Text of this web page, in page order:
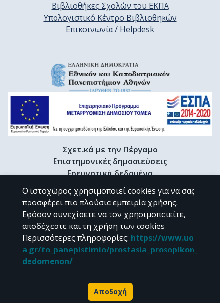
Βιβλιοθήκες Σχολών του ΕΚΠΑ
Υπολογιστικό Κέντρο Βιβλιοθηκών
Επικοινωνία / Helpdesk
Σχετικά με την Πέργαμο
Επιστημονικές δημοσιεύσεις
Ερευνητικά δεδομένα
Διδακτορικές διατριβές & Γκρίζα βιβλιογραφία
Προφίλ Ερευνητή
CC BY-NC 4.0
Εκτός αν αναφέρεται διαφορετικά, το υλικό της "Περγάμου" διατίθεται
Powered by
Ο ιστοχώρος χρησιμοποιεί cookies για να σας
προσφέρει πιο πλούσια εμπειρία χρήσης.
Εφόσον συνεχίσετε να τον χρησιμοποιείτε,
αποδέχεστε και τη χρήση των cookies.
Περισσότερες πληροφορίες: https://www.uo
a.gr/to_panepistimio/prostasia_prosopikon_
dedomenon/
Αποδοχή